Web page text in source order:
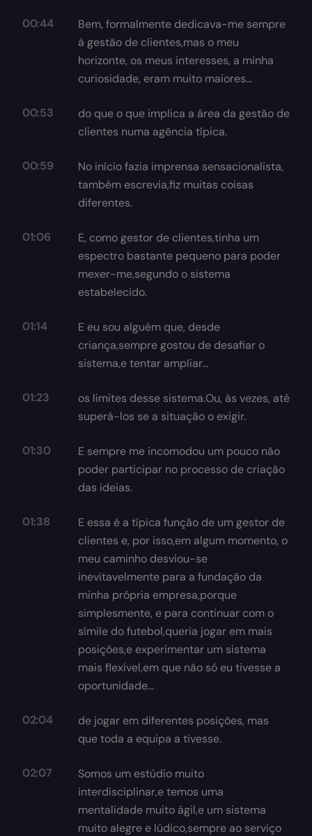
00:44
Bem, formalmente dedicava-me sempre
à gestão de clientes,mas o meu
horizonte, os meus interesses, a minha
curiosidade, eram muito maiores...
00:53
do que o que implica a área da gestão de
clientes numa agência típica.
00:59
No início fazia imprensa sensacionalista,
também escrevia,fiz muitas coisas
diferentes.
01:06
E, como gestor de clientes,tinha um
espectro bastante pequeno para poder
mexer-me,segundo o sistema
estabelecido.
01:14
E eu sou alguém que, desde
criança,sempre gostou de desafiar o
sistema,e tentar ampliar...
01:23
os limites desse sistema.Ou, às vezes, até
superá-los se a situação o exigir.
01:30
E sempre me incomodou um pouco não
poder participar no processo de criação
das ideias.
01:38
E essa é a típica função de um gestor de
clientes e, por isso,em algum momento, o
meu caminho desviou-se
inevitavelmente para a fundação da
minha própria empresa,porque
simplesmente, e para continuar com o
símile do futebol,queria jogar em mais
posições,e experimentar um sistema
mais flexível,em que não só eu tivesse a
oportunidade...
02:04
de jogar em diferentes posições, mas
que toda a equipa a tivesse.
02:07
Somos um estúdio muito
interdisciplinar,e temos uma
mentalidade muito ágil,e um sistema
muito alegre e lúdico,sempre ao serviço